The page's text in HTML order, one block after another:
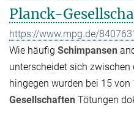
Planck-
Wie häufig Schimpansen
unterscheidet sich zwischen
hingegen wurden bei 15 von
Gesellschaften Tötungen